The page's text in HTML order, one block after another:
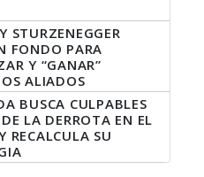
STURZENEGGER
FONDO PARA
Y “GANAR”
ALIADOS
BUSCA CULPABLES
DE LA DERROTA EN EL
RECALCULA SU